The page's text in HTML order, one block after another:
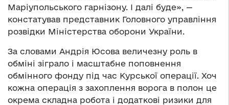
Маріупольського гарнізону. І далі буде», —
констатував представник Головного управління
розвідки Міністерства оборони України.
За словами Андрія Юсова величезну роль в
обміні зіграло і масштабне поповнення
обмінного фонду під час Курської операції. Хоч
кожна операція з захоплення ворога в полон це
окрема складна робота і додаткові ризики для